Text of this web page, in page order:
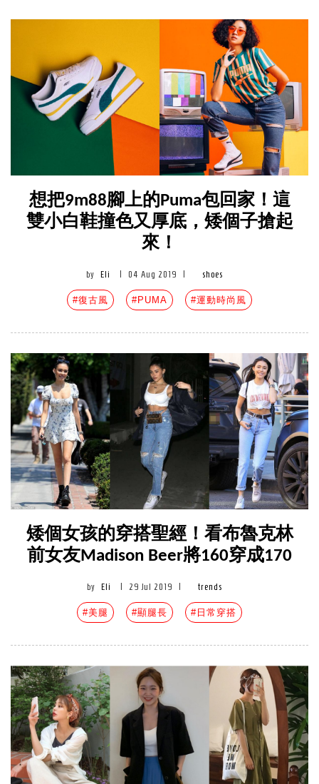
想把9m88腳上的Puma包回家！這
雙小白鞋撞色又厚底，矮個子搶起
來！
by Eli 04 Aug 2019 shoes
#復古風 #PUMA #運動時尚風
矮個女孩的穿搭聖經！看布魯克林
前女友Madison Beer將160穿成170
by Eli 29 Jul 2019 trends
#美腿 #顯腿長 #日常穿搭